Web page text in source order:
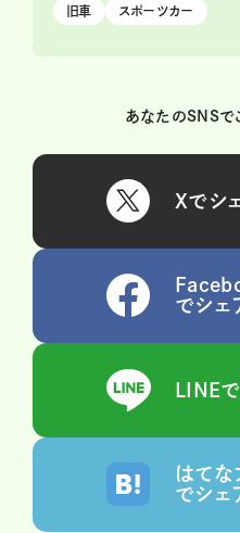
旧車 スポーツカー
あなたのSNSで
Xでシ
でシェ
LINE
はてな
でシェ